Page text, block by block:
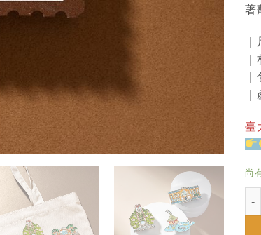
著
臺
尚